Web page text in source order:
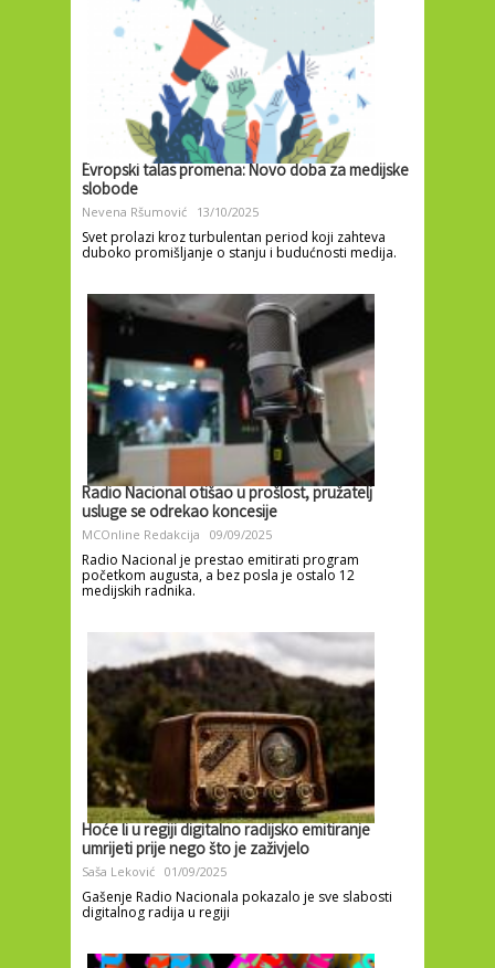
Evropski talas promena: Novo doba za medijske
slobode
Nevena Ršumović 13/10/2025
Svet prolazi kroz turbulentan period koji zahteva
duboko promišljanje o stanju i budućnosti medija.
Radio Nacional otišao u prošlost, pružatelj
usluge se odrekao koncesije
MCOnline Redakcija 09/09/2025
Radio Nacional je prestao emitirati program
početkom augusta, a bez posla je ostalo 12
medijskih radnika.
Hoće li u regiji digitalno radijsko emitiranje
umrijeti prije nego što je zaživjelo
Saša Leković 01/09/2025
Gašenje Radio Nacionala pokazalo je sve slabosti
digitalnog radija u regiji